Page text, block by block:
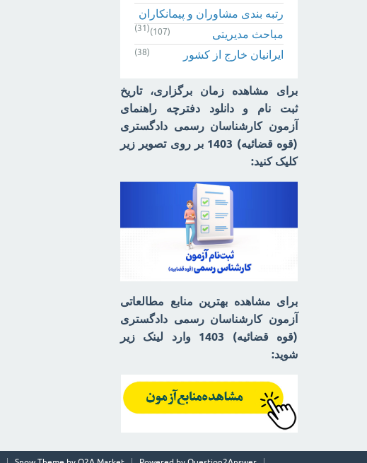
رتبه بندی مشاوران و پیمانکاران
(31) مباحث مدیریتی (107)
ایرانیان خارج از کشور (38)
برای مشاهده زمان برگزاری، تاریخ
ثبت نام و دانلود دفترچه راهنمای
آزمون کارشناسان رسمی دادگستری
(قوه قضائیه) 1403 بر روی تصویر زیر
کلیک کنید:
برای مشاهده بهترین منابع مطالعاتی
آزمون کارشناسان رسمی دادگستری
(قوه قضائیه) 1403 وارد لینک زیر
شوید: